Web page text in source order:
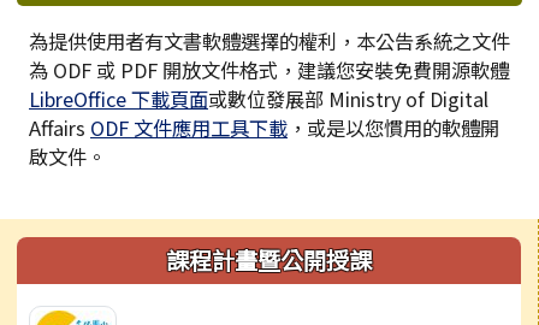
為提供使用者有文書軟體選擇的權利，本公告系統之文件
為 ODF 或 PDF 開放文件格式，建議您安裝免費開源軟體
LibreOffice 下載頁面或數位發展部 Ministry of Digital
Affairs ODF 文件應用工具下載 ，或是以您慣用的軟體開
啟文件。
左邊區域內容課程計畫暨公開授課